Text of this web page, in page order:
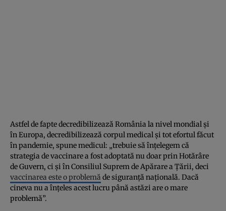
Astfel de fapte decredibilizează România la nivel mondial și
în Europa, decredibilizează corpul medical și tot efortul făcut
în pandemie, spune medicul: „trebuie să înțelegem că
strategia de vaccinare a fost adoptată nu doar prin Hotărâre
de Guvern, ci și în Consiliul Suprem de Apărare a Țării, deci
vaccinarea este o problemă de siguranță națională. Dacă
cineva nu a înțeles acest lucru până astăzi are o mare
problemă”.